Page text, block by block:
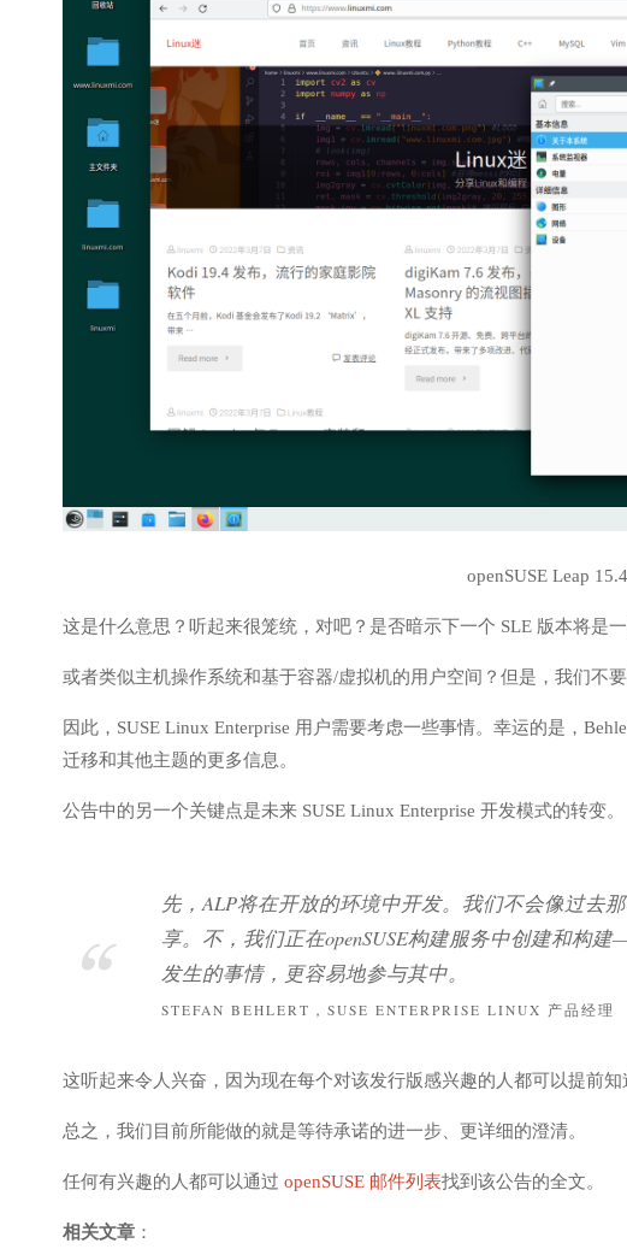
openSUSE Leap
这是什么意思？听起来很笼统，对吧？是否暗示下一个 SLE 版本将是
或者类似主机操作系统和基于容器/虚拟机的用户空间？但是，我们不
因此，SUSE Linux Enterprise 用户需要考虑一些事情。幸运的是，
迁移和其他主题的更多信息。
公告中的另一个关键点是未来 SUSE Linux Enterprise 开发模式的转变。
先，ALP将在开放的环境中开发。我们不会像过去
享。不，我们正在openSUSE构建服务中创建和构
发生的事情，更容易地参与其中。
STEFAN BEHLERT，SUSE ENTERPRISE LINUX 产品经理
这听起来令人兴奋，因为现在每个对该发行版感兴趣的人都可以提前知
总之，我们目前所能做的就是等待承诺的进一步、更详细的澄清。
任何有兴趣的人都可以通过 openSUSE 邮件列表找到该公告的全文。
相关文章 ：